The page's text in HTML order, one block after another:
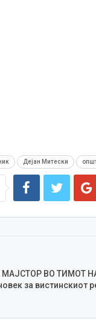
Дејан Митески
ВО ТИМОТ
за вистинскиот